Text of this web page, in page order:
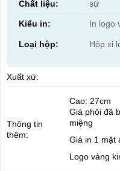
Chất liệu: sứ
Kiểu in: In logo
Loại hộp: Hộp xi
Xuất xứ:
Thông tin
thêm:
Cao: 27cm
Giá phôi đã
miệng
Giá in 1 mặt
Logo vàng